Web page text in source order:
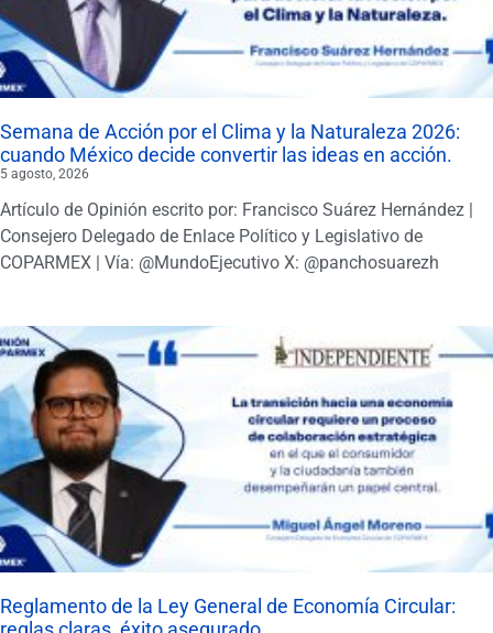
Semana de Acción por el Clima y la Naturaleza 2026:
cuando México decide convertir las ideas en acción.
5 agosto, 2026
Artículo de Opinión escrito por: Francisco Suárez Hernández |
Consejero Delegado de Enlace Político y Legislativo de
COPARMEX | Vía: @MundoEjecutivo X: @panchosuarezh
Reglamento de la Ley General de Economía Circular: